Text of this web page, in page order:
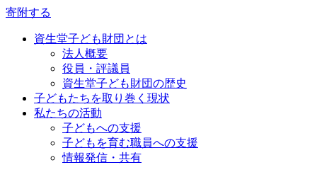
寄附する
資生堂子ども財団とは
法人概要
役員・評議員
資生堂子ども財団の歴史
子どもたちを取り巻く現状
私たちの活動
子どもへの支援
子どもを育む職員への支援
情報発信・共有